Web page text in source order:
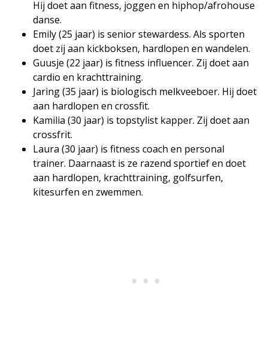
Hij doet aan fitness, joggen en hiphop/afrohouse
danse.
Emily (25 jaar) is senior stewardess. Als sporten
doet zij aan kickboksen, hardlopen en wandelen.
Guusje (22 jaar) is fitness influencer. Zij doet aan
cardio en krachttraining.
Jaring (35 jaar) is biologisch melkveeboer. Hij doet
aan hardlopen en crossfit.
Kamilia (30 jaar) is topstylist kapper. Zij doet aan
crossfrit.
Laura (30 jaar) is fitness coach en personal
trainer. Daarnaast is ze razend sportief en doet
aan hardlopen, krachttraining, golfsurfen,
kitesurfen en zwemmen.